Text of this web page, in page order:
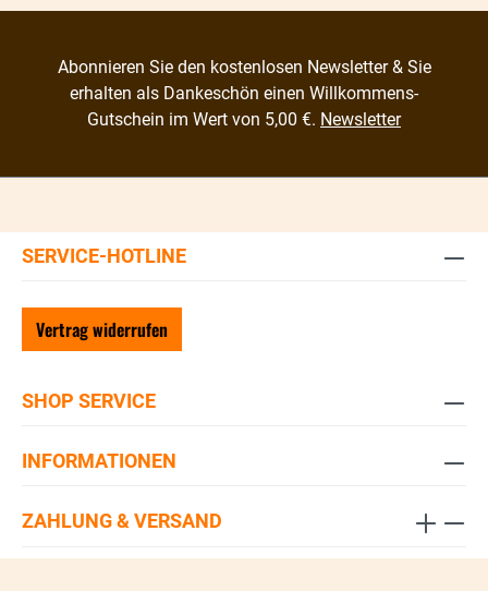
Abonnieren Sie den kostenlosen Newsletter & Sie
erhalten als Dankeschön einen Willkommens-
Gutschein im Wert von 5,00 €. Newsletter
SERVICE-HOTLINE
Vertrag widerrufen
SHOP SERVICE
INFORMATIONEN
ZAHLUNG & VERSAND